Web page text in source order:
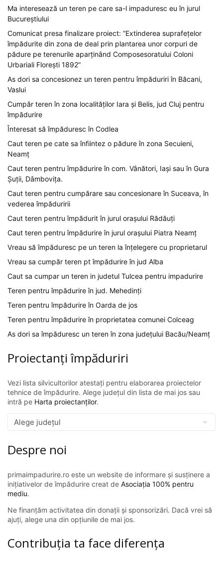
Ma interesează un teren pe care sa-l impaduresc eu în jurul
Bucureștiului
Comunicat presa finalizare proiect: ”Extinderea suprafețelor
împădurite din zona de deal prin plantarea unor corpuri de
pădure pe terenurile aparținând Composesoratului Coloni
Urbariali Florești 1892”
As dori sa concesionez un teren pentru împăduriri în Băcani,
Vaslui
Cumpăr teren în zona localităților Iara și Belis, jud Cluj pentru
împădurire
Înteresat să împăduresc în Codlea
Caut teren pe cate sa înfiintez o pădure în zona Secuieni,
Neamț
Caut teren pentru împădurire în com. Vânători, Iași sau în Gura
Șuții, Dâmbovița.
Caut teren pentru cumpărare sau concesionare în Suceava, în
vederea împăduririi
Caut teren pentru împădurit în jurul orașului Rădăuți
Caut teren pentru împădurire în jurul orașului Piatra Neamț
Vreau să împăduresc pe un teren la înțelegere cu proprietarul
Vreau sa cumpăr teren pt împădurire în jud Alba
Caut sa cumpar un teren in judetul Tulcea pentru impadurire
Teren pentru împădurire în jud. Mehedinți
Teren pentru împădurire în Oarda de jos
Teren pentru împădurire în proprietatea comunei Colceag
As dori sa împăduresc un teren în zona județului Bacău/Neamț
Proiectanți împăduriri
Vezi lista silvicultorilor atestați pentru elaborarea proiectelor
tehnice de împădurire. Alege județul din lista de mai jos sau
intră pe Harta proiectanților.
Despre noi
primaimpadurire.ro este un website de informare și susținere a
inițiativelor de împădurire creat de Asociația 100% pentru
mediu.
Ne finanțăm activitatea din donații și sponsorizări. Dacă vrei să
ajuți, alege una din opțiunile de mai jos.
Contribuția ta face diferența